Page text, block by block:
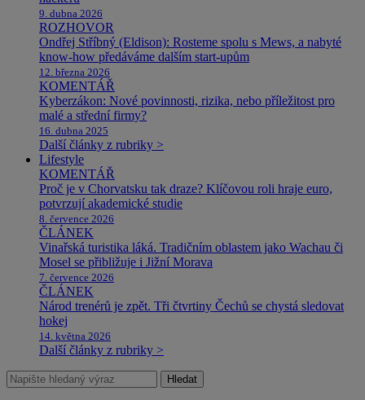
9. dubna 2026
ROZHOVOR
Ondřej Stříbný (Eldison): Rosteme spolu s Mews, a nabyté
know-how předáváme dalším start-upům
12. března 2026
KOMENTÁŘ
Kyberzákon: Nové povinnosti, rizika, nebo příležitost pro
malé a střední firmy?
16. dubna 2025
Další články z rubriky >
Lifestyle
KOMENTÁŘ
Proč je v Chorvatsku tak draze? Klíčovou roli hraje euro,
potvrzují akademické studie
8. července 2026
ČLÁNEK
Vinařská turistika láká. Tradičním oblastem jako Wachau či
Mosel se přibližuje i Jižní Morava
7. července 2026
ČLÁNEK
Národ trenérů je zpět. Tři čtvrtiny Čechů se chystá sledovat
hokej
14. května 2026
Další články z rubriky >
Hledat